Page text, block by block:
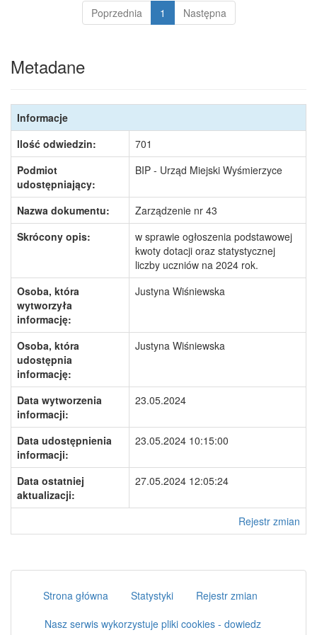
Poprzednia
1 Następna
Metadane
Informacje
Ilość odwiedzin:
701
Podmiot
udostępniający:
BIP - Urząd Miejski Wyśmierzyce
Nazwa dokumentu:
Zarządzenie nr 43
Skrócony opis:
w sprawie ogłoszenia podstawowej
kwoty dotacji oraz statystycznej
liczby uczniów na 2024 rok.
Osoba, która
wytworzyła
informację:
Justyna Wiśniewska
Osoba, która
udostępnia
informację:
Justyna Wiśniewska
Data wytworzenia
informacji:
23.05.2024
Data udostępnienia
informacji:
23.05.2024 10:15:00
Data ostatniej
aktualizacji:
27.05.2024 12:05:24
Rejestr zmian
Strona główna Statystyki
Rejestr zmian
Nasz serwis wykorzystuje pliki cookies - dowiedz